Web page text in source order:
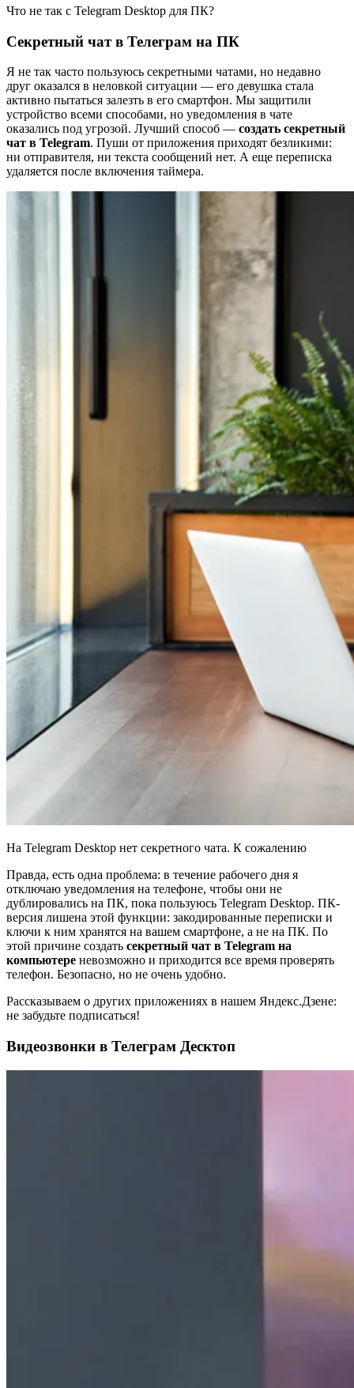
Что не так с Telegram Desktop для ПК?
Секретный чат в Телеграм на ПК
Я не так часто пользуюсь секретными чатами, но недавно
друг оказался в неловкой ситуации — его девушка стала
активно пытаться залезть в его смартфон. Мы защитили
устройство всеми способами, но уведомления в чате
оказались под угрозой. Лучший способ — создать секретный
чат в Telegram. Пуши от приложения приходят безликими:
ни отправителя, ни текста сообщений нет. А еще переписка
удаляется после включения таймера.
На Telegram Desktop нет секретного чата. К сожалению
Правда, есть одна проблема: в течение рабочего дня я
отключаю уведомления на телефоне, чтобы они не
дублировались на ПК, пока пользуюсь Telegram Desktop. ПК-
версия лишена этой функции: закодированные переписки и
ключи к ним хранятся на вашем смартфоне, а не на ПК. По
этой причине создать секретный чат в Telegram на
компьютере невозможно и приходится все время проверять
телефон. Безопасно, но не очень удобно.
Рассказываем о других приложениях в нашем Яндекс.Дзене:
не забудьте подписаться!
Видеозвонки в Телеграм Десктоп